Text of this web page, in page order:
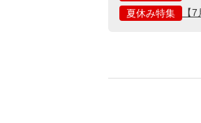
夏休み特集
【